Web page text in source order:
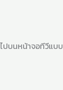
นหน้าจอทีวีแบบ